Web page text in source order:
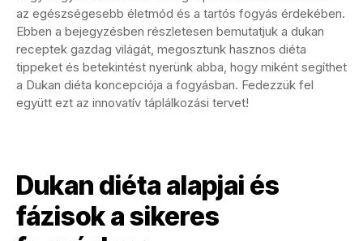
az egészségesebb életmód és a tartós fogyás érdekében.
Ebben a bejegyzésben részletesen bemutatjuk a dukan
receptek gazdag világát, megosztunk hasznos diéta
tippeket és betekintést nyerünk abba, hogy miként segíthet
a Dukan diéta koncepciója a fogyásban. Fedezzük fel
együtt ezt az innovatív táplálkozási tervet!
Dukan diéta alapjai és
fázisok a sikeres